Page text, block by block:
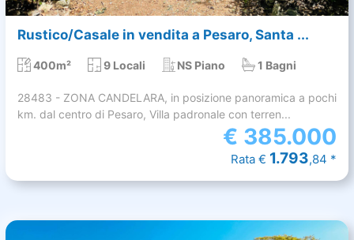
Rustico/Casale in vendita a Pesaro, Santa ...
400m² 9 Locali NS Piano 1 Bagni
28483 - ZONA CANDELARA, in posizione panoramica a pochi
km. dal centro di Pesaro, Villa padronale con terren...
€ 385.000
Rata € 1.793,84 *